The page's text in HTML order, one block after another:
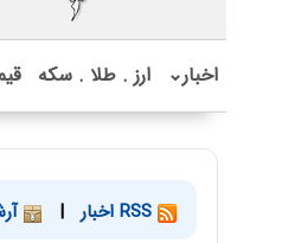
اخبار⌄ ارز . طلا . سکه
|